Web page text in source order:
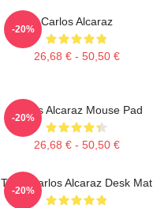
Carlos Alcaraz
26,68 € - 50,50 €
-20%
Carlos Alcaraz Mouse Pad
26,68 € - 50,50 €
-20%
Tenis Carlos Alcaraz Desk Mat
-20%